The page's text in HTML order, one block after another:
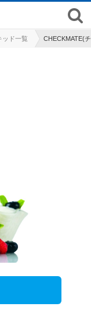
ッド一覧 CHECKMATE(